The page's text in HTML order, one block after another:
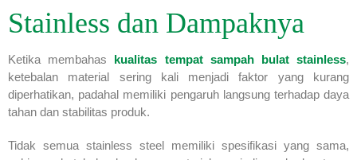
Stainless dan Dampaknya
Ketika membahas kualitas tempat sampah bulat stainless,
ketebalan material sering kali menjadi faktor yang kurang
diperhatikan, padahal memiliki pengaruh langsung terhadap daya
tahan dan stabilitas produk.
Tidak semua stainless steel memiliki spesifikasi yang sama,